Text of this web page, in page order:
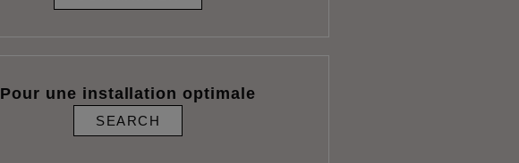
Pour une installation optimale
SEARCH